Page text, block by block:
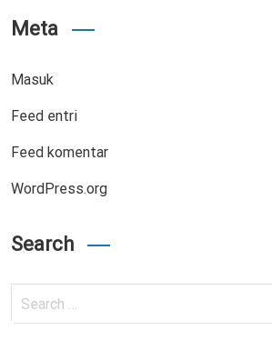
Meta
Masuk
Feed entri
Feed komentar
WordPress.org
Search
Search
for: